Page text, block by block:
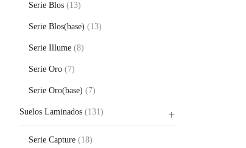
Serie Blos (13)
Serie Blos(base) (13)
Serie Illume (8)
Serie Oro (7)
Serie Oro(base) (7)
Suelos Laminados (131)
Serie Capture (18)